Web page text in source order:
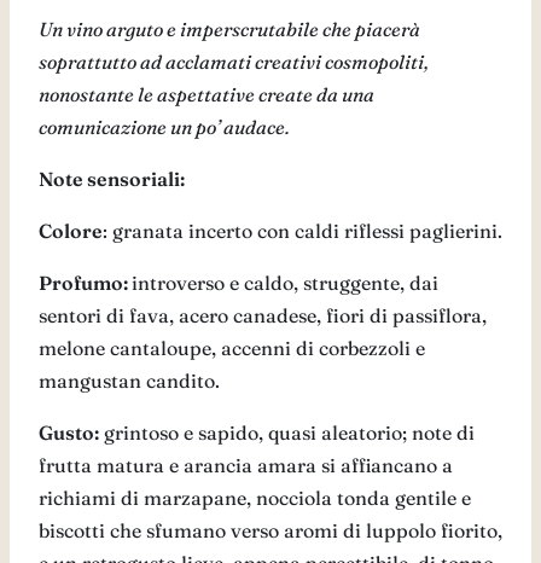
Un vino arguto e imperscrutabile che piacerà
soprattutto ad acclamati creativi cosmopoliti,
nonostante le aspettative create da una
comunicazione un po’ audace.
Note sensoriali:
Colore: granata incerto con caldi riflessi paglierini.
Profumo:introverso e caldo, struggente, dai
sentori di fava, acero canadese, fiori di passiflora,
melone cantaloupe, accenni di corbezzoli e
mangustan candito.
Gusto: grintoso e sapido, quasi aleatorio; note di
frutta matura e arancia amara si affiancano a
richiami di marzapane, nocciola tonda gentile e
biscotti che sfumano verso aromi di luppolo fiorito,